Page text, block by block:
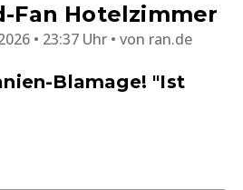
Fan Hotelzimmer
• 23:37 Uhr von ran.de
Blamage! "Ist